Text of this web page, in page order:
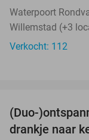
Waterpoort
Willemstad (+3
Verkocht: 112
(Duo-
drankje naar